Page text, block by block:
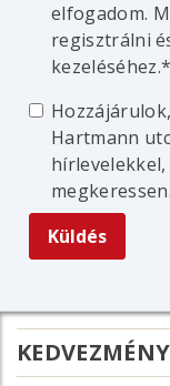
elfogadom.
regisztrálni
kezeléséhez.
Hartmann
megkeressen.